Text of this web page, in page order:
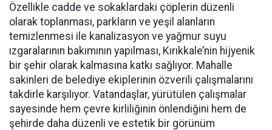
Özellikle cadde ve sokaklardaki çöplerin düzenli
olarak toplanması, parkların ve yeşil alanların
temizlenmesi ile kanalizasyon ve yağmur suyu
ızgaralarının bakımının yapılması, Kırıkkale’nin hijyenik
bir şehir olarak kalmasına katkı sağlıyor. Mahalle
sakinleri de belediye ekiplerinin özverili çalışmalarını
takdirle karşılıyor. Vatandaşlar, yürütülen çalışmalar
sayesinde hem çevre kirliliğinin önlendiğini hem de
şehirde daha düzenli ve estetik bir görünüm